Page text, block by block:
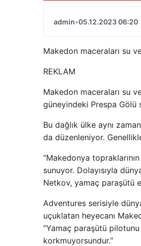
admin•05.12.2023 06:20
Makedon maceraları su
REKLAM
Makedon maceraları su
güneyindeki Prespa Gölü
Bu dağlık ülke aynı
da düzenleniyor.
“Makedonya
sunuyor. Dolayısıyla
Netkov, yamaç paraşütü
Adventures serisiyle
uçuklatan heyecanı
“Yamaç paraşütü
korkmuyorsundur.”